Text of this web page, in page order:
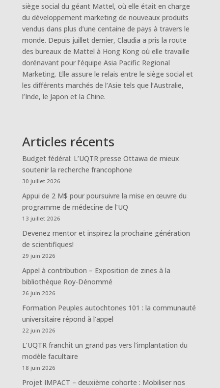
siège social du géant Mattel, où elle était en charge
du développement marketing de nouveaux produits
vendus dans plus d’une centaine de pays à travers le
monde. Depuis juillet dernier, Claudia a pris la route
des bureaux de Mattel à Hong Kong où elle travaille
dorénavant pour l’équipe Asia Pacific Regional
Marketing. Elle assure le relais entre le siège social et
les différents marchés de l’Asie tels que l’Australie,
l’Inde, le Japon et la Chine.
Articles récents
Budget fédéral: L’UQTR presse Ottawa de mieux
soutenir la recherche francophone
30 juillet 2026
Appui de 2 M$ pour poursuivre la mise en œuvre du
programme de médecine de l’UQ
13 juillet 2026
Devenez mentor et inspirez la prochaine génération
de scientifiques!
29 juin 2026
Appel à contribution – Exposition de zines à la
bibliothèque Roy-Dénommé
26 juin 2026
Formation Peuples autochtones 101 : la communauté
universitaire répond à l’appel
22 juin 2026
L’UQTR franchit un grand pas vers l’implantation du
modèle facultaire
18 juin 2026
Projet IMPACT – deuxième cohorte : Mobiliser nos